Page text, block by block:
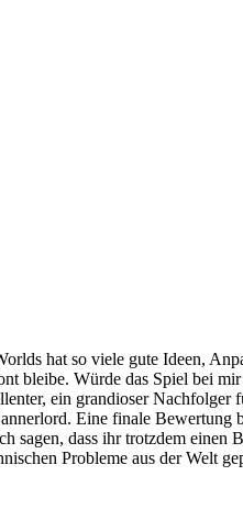
hat so viele gute Ideen,
bleibe. Würde das Spiel bei
ein grandioser
Eine finale
dass ihr trotzdem
Probleme aus der Welt